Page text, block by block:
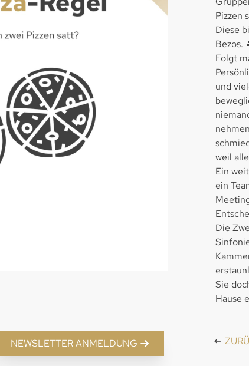
NEWSLETTER ANMELDUNG
Pizzen
Diese
Bezos.
Folgt
und
weil
Ein
ein
Die
Sie
Hause